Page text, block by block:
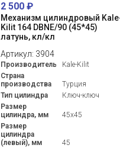
2 500₽
Механизм цилиндровый
Kilit 164 DBNE/90 (45*45)
латунь, кл/кл
Артикул: 3904
Производитель
Kale-Kilit
Страна
производства
Турция
Тип цилиндра
Ключ-ключ
Размер
цилиндра, мм
45x45
Размер
цилиндра
(левый), мм
45